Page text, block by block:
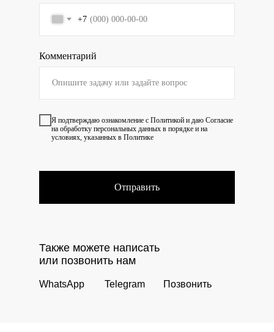
+7
Комментарий
Я подтверждаю ознакомление с Политикой и даю Согласие
на обработку персональных данных в порядке и на
условиях, указанных в Политике
Отправить
Позвонить
Telegram
WhatsApp
Также можете написать
или позвонить нам